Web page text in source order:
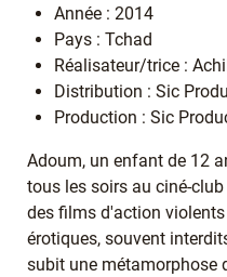
Année : 2014
Pays : Tchad
Réalisateur/trice :
Distribution : Sic
Production : Sic
Adoum, un enfant de 12
tous les soirs au ciné-
des films d'action
érotiques, souvent
subit une métamorphose